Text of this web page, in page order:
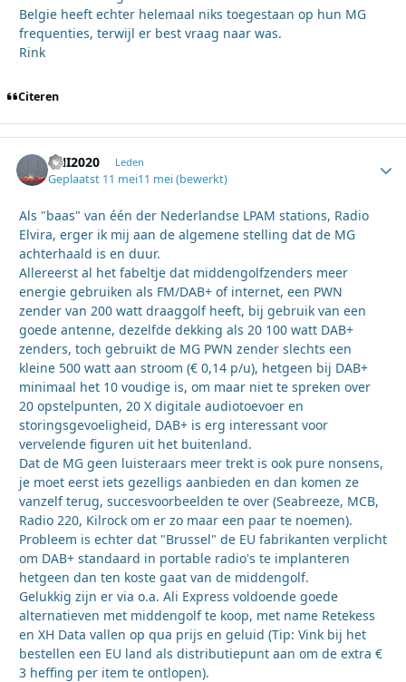
Belgie heeft echter helemaal niks toegestaan op hun MG
frequenties, terwijl er best vraag naar was.
Rink
Citeren
RNI2020 Leden
Geplaatst 11 mei11 mei(bewerkt)
Als "baas" van één der Nederlandse LPAM stations, Radio
Elvira, erger ik mij aan de algemene stelling dat de MG
achterhaald is en duur.
Allereerst al het fabeltje dat middengolfzenders meer
energie gebruiken als FM/DAB+ of internet, een PWN
zender van 200 watt draaggolf heeft, bij gebruik van een
goede antenne, dezelfde dekking als 20 100 watt DAB+
zenders, toch gebruikt de MG PWN zender slechts een
kleine 500 watt aan stroom (€ 0,14 p/u), hetgeen bij DAB+
minimaal het 10 voudige is, om maar niet te spreken over
20 opstelpunten, 20 X digitale audiotoevoer en
storingsgevoeligheid, DAB+ is erg interessant voor
vervelende figuren uit het buitenland.
Dat de MG geen luisteraars meer trekt is ook pure nonsens,
je moet eerst iets gezelligs aanbieden en dan komen ze
vanzelf terug, succesvoorbeelden te over (Seabreeze, MCB,
Radio 220, Kilrock om er zo maar een paar te noemen).
Probleem is echter dat "Brussel" de EU fabrikanten verplicht
om DAB+ standaard in portable radio's te implanteren
hetgeen dan ten koste gaat van de middengolf.
Gelukkig zijn er via o.a. Ali Express voldoende goede
alternatieven met middengolf te koop, met name Retekess
en XH Data vallen op qua prijs en geluid (Tip: Vink bij het
bestellen een EU land als distributiepunt aan om de extra €
3 heffing per item te ontlopen).